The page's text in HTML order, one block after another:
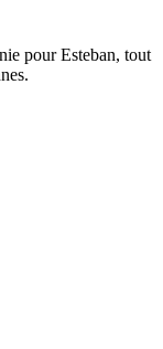
pour Esteban, tout